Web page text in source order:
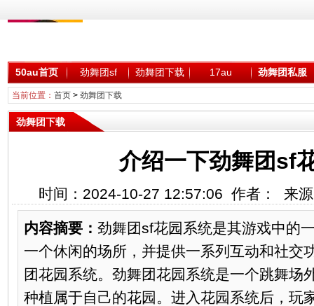
50au首页 劲舞团sf 劲舞团下载 17au 劲舞团私服
当前位置： 首页> 劲舞团下载
劲舞团下载
介绍一下劲舞团sf
时间：2024-10-27 12:57:06 作者： 来
内容摘要： 劲舞团sf花园系统是其游戏中的
一个休闲的场所，并提供一系列互动和社交
团花园系统。劲舞团花园系统是一个跳舞场
种植属于自己的花园。进入花园系统后，玩